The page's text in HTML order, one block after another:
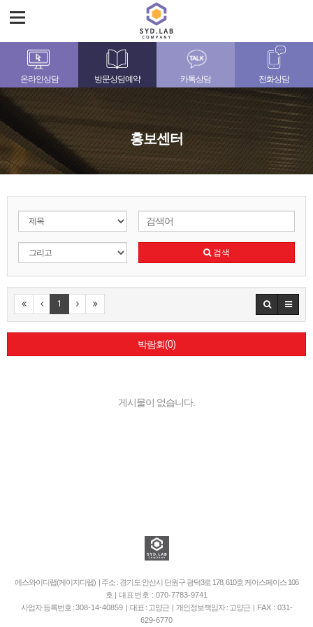
온라인상담 방문상담예약 카톡상담 전화상담
홍보센터
검색
1
박람회(0)
게시물이 없습니다.
에스와이디랩(케이지디랩) | 주소 : 경기도 안산시 단원구 광덕3로 178, 610호 케이스페이스 106
호 | 대표번호 : 070-7783-9741
사업자 등록번호 :308-14-40859| 대표 : 고양근 | 개인정보책임자 : 고양근 | FAX : 031-
629-6770